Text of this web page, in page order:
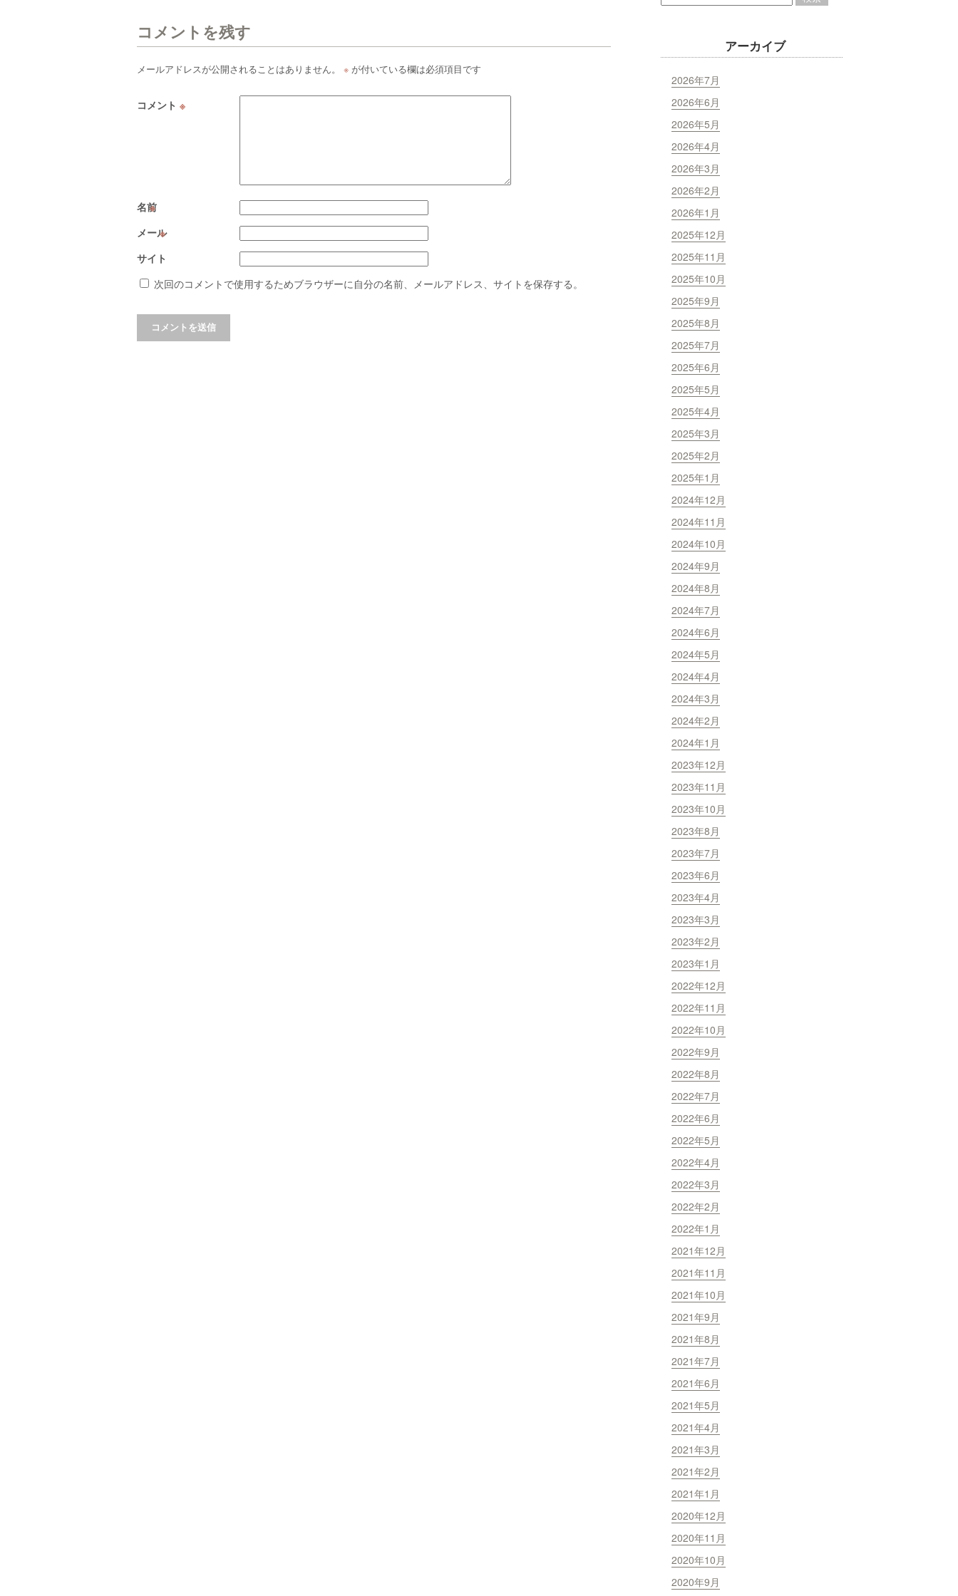
コメントを残す
メールアドレスが公開されることはありません。 ※ が付いている欄は必須項目です
コメント ※
名前
※
メール
※
サイト
次回のコメントで使用するためブラウザーに自分の名前、メールアドレス、サイトを保存する。
アーカイブ
2026年7月
2026年6月
2026年5月
2026年4月
2026年3月
2026年2月
2026年1月
2025年12月
2025年11月
2025年10月
2025年9月
2025年8月
2025年7月
2025年6月
2025年5月
2025年4月
2025年3月
2025年2月
2025年1月
2024年12月
2024年11月
2024年10月
2024年9月
2024年8月
2024年7月
2024年6月
2024年5月
2024年4月
2024年3月
2024年2月
2024年1月
2023年12月
2023年11月
2023年10月
2023年8月
2023年7月
2023年6月
2023年4月
2023年3月
2023年2月
2023年1月
2022年12月
2022年11月
2022年10月
2022年9月
2022年8月
2022年7月
2022年6月
2022年5月
2022年4月
2022年3月
2022年2月
2022年1月
2021年12月
2021年11月
2021年10月
2021年9月
2021年8月
2021年7月
2021年6月
2021年5月
2021年4月
2021年3月
2021年2月
2021年1月
2020年12月
2020年11月
2020年10月
2020年9月